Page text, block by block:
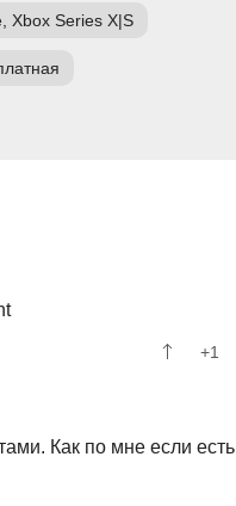
Xbox Series X|S
+1
Как по мне если есть